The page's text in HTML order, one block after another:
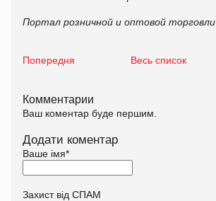
Портал розничной и оптовой торговли
Попередня Весь список
Комментарии
Ваш коментар буде першим.
Додати коментар
Ваше імя*
Захист від СПАМ